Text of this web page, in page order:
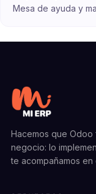
Mesa de ayuda y
Hacemos que Odoo
negocio: lo
te acompañamos en